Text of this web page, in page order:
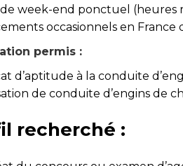
de week-end ponctuel (heures
occasionnels en France
permis :
d’aptitude à la conduite
de conduite d’engins de
recherché :